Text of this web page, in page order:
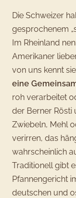
Die Schweizer
gesprochenem
Im Rheinland
Amerikaner
von uns kennt
eine
roh verarbeitet
der Berner Rösti
Zwiebeln, Mehl
verirren, das
wahrscheinlich
Traditionell gibt
Pfannengericht
deutschen und